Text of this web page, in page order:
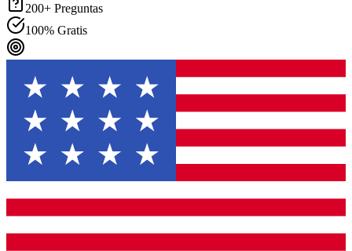
200+ Preguntas
100% Gratis